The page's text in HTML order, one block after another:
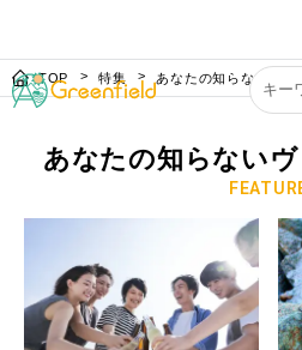
TOP 特集 あなたの知らないヴィ
あなたの知らない